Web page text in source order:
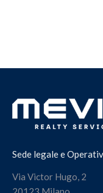
Sede legale e
Via Victor Hugo, 2